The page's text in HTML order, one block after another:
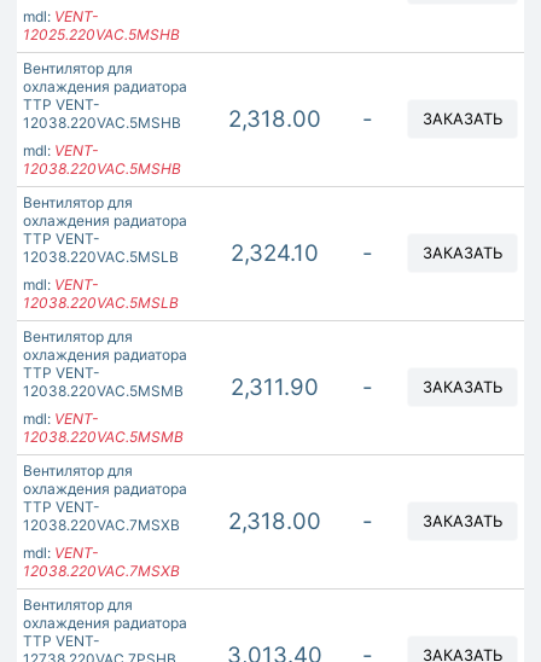
mdl: VENT-
12025.220VAC.5MSHB
Вентилятор для
охлаждения радиатора
ТТР VENT-
12038.220VAC.5MSHB
mdl: VENT-
12038.220VAC.5MSHB
2,318.00 - ЗАКАЗАТЬ
Вентилятор для
охлаждения радиатора
ТТР VENT-
12038.220VAC.5MSLB
mdl: VENT-
12038.220VAC.5MSLB
2,324.10 - ЗАКАЗАТЬ
Вентилятор для
охлаждения радиатора
ТТР VENT-
12038.220VAC.5MSMB
mdl: VENT-
12038.220VAC.5MSMB
2,311.90 - ЗАКАЗАТЬ
Вентилятор для
охлаждения радиатора
ТТР VENT-
12038.220VAC.7MSXB
mdl: VENT-
12038.220VAC.7MSXB
2,318.00 - ЗАКАЗАТЬ
Вентилятор для
охлаждения радиатора
ТТР VENT-
3,013.40 - ЗАКАЗАТЬ